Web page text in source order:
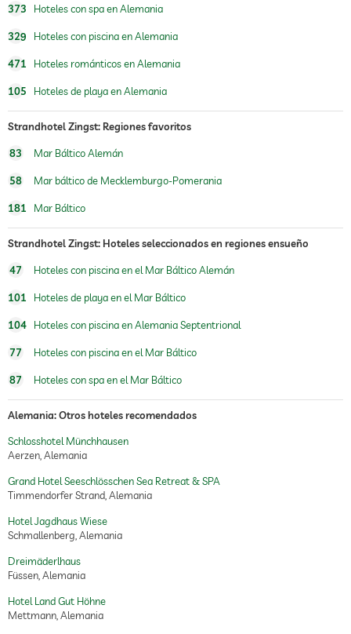
oferta de masajes
masajes para el bienestar
masaje corporal
spa
manicura
373 Hoteles con spa en Alemania
329 Hoteles con piscina en Alemania
471 Hoteles románticos en Alemania
105 Hoteles de playa en Alemania
Strandhotel Zingst: Regiones favoritos
83 Mar Báltico Alemán
58 Mar báltico de Mecklemburgo-Pomerania
181 Mar Báltico
Strandhotel Zingst: Hoteles seleccionados en regiones ensueño
47 Hoteles con piscina en el Mar Báltico Alemán
101 Hoteles de playa en el Mar Báltico
104 Hoteles con piscina en Alemania Septentrional
77 Hoteles con piscina en el Mar Báltico
87 Hoteles con spa en el Mar Báltico
Alemania: Otros hoteles recomendados
Schlosshotel Münchhausen
Aerzen, Alemania
Grand Hotel Seeschlösschen Sea Retreat & SPA
Timmendorfer Strand, Alemania
Hotel Jagdhaus Wiese
Schmallenberg, Alemania
Dreimäderlhaus
Füssen, Alemania
Hotel Land Gut Höhne
Mettmann, Alemania